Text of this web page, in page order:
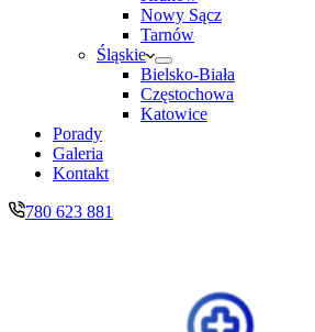
Nowy Sącz
Tarnów
Śląskie
Bielsko-Biała
Częstochowa
Katowice
Porady
Galeria
Kontakt
780 623 881